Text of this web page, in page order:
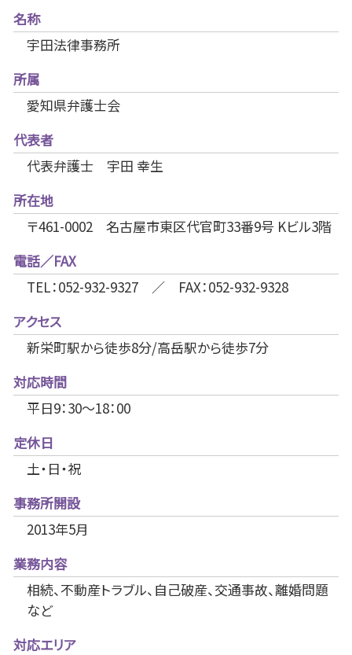
名称
宇田法律事務所
所属
愛知県弁護士会
代表者
代表弁護士 宇田 幸生
所在地
〒461-0002 名古屋市東区代官町33番9号 Kビル3階
電話／FAX
TEL：052-932-9327 ／ FAX：052-932-9328
アクセス
新栄町駅から徒歩8分/高岳駅から徒歩7分
対応時間
平日9：30～18：00
定休日
土・日・祝
事務所開設
2013年5月
業務内容
相続、不動産トラブル、自己破産、交通事故、離婚問題
など
対応エリア